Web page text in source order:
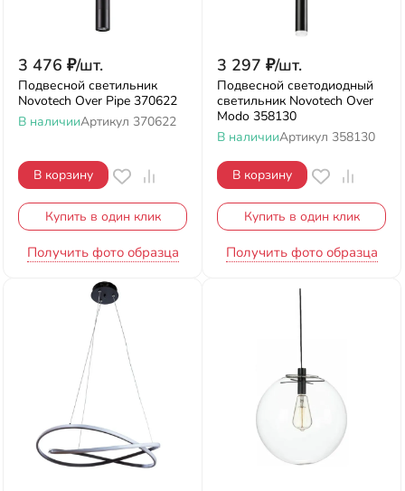
3 476 ₽/шт.
Подвесной светильник
Novotech Over Pipe 370622
В наличииАртикул 370622
В корзину
Купить в один клик
Получить фото образца
3 297 ₽/шт.
Подвесной светодиодный
светильник Novotech Over
Modo 358130
В наличииАртикул 358130
В корзину
Купить в один клик
Получить фото образца